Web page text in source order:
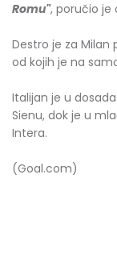
Romu", poručio je
Destro je za Milan
od kojih je na
Italijan je u
Sienu, dok je u
Intera.
(Goal.com)